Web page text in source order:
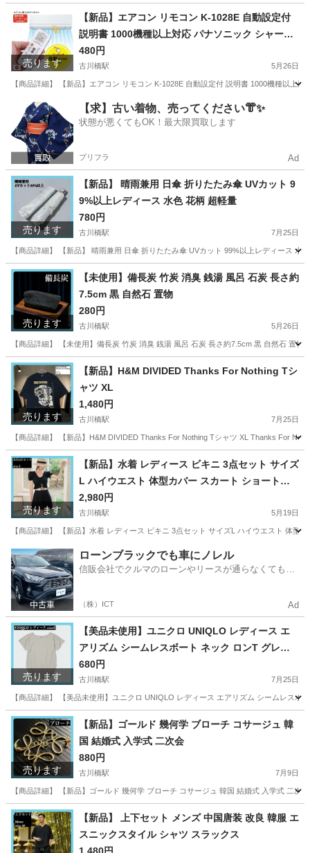
大阪 古川橋駅
売ります
【新品】エアコン リモコン K-1028E 自動設定付
説明書 1000機種以上対応 パナソニック シャープ
日立
480円
古川橋駅 5月26日
【商品詳細】 【新品】エアコン リモコン K-1028E 自動設定付 説明書 1000機種以上
大阪 門真市 古川橋駅 季節、空調家電 リモコン
【求】古い着物、売ってください👘✨
状態が悪くてもOK！最大限買取します
プリフラ Ad
売ります
【新品】 晴雨兼用 日傘 折りたたみ傘 UVカット 9
9%以上レディース 水色 花柄 超軽量
780円
古川橋駅 7月25日
【商品詳細】 【新品】 晴雨兼用 日傘 折りたたみ傘 UVカット 99%以上レディース 水
大阪 門真市 古川橋駅 その他
売ります
【未使用】備長炭 竹炭 消臭 銭湯 風呂 石炭 長さ約
7.5cm 黒 自然石 置物
280円
古川橋駅 5月26日
【商品詳細】 【未使用】備長炭 竹炭 消臭 銭湯 風呂 石炭 長さ約7.5cm 黒 自然石 置
大阪 門真市 古川橋駅
売ります
【新品】H&M DIVIDED Thanks For Nothing Tシ
ャツ XL
1,480円
古川橋駅 7月25日
【商品詳細】 【新品】H&M DIVIDED Thanks For Nothing Tシャツ XL Thanks For
大阪 門真市 古川橋駅 Tシャツ
売ります
【新品】水着 レディース ビキニ 3点セット サイズ
L ハイウエスト 体型カバー スカート ショートパ
ンツ パッド付き 露出控えめ ビスチェ風 黒水着 セ
パレート 着痩せ 温泉水着 海水浴 バスト盛れる フ
レア フリル かわいい シルエット
2,980円
古川橋駅 5月19日
【商品詳細】 【新品】水着 レディース ビキニ 3点セット サイズL ハイウエスト 体
大阪 門真市 古川橋駅 その他 水着
ローンブラックでも車にノレル
信販会社でクルマのローンやリースが通らなくてもク
（株）ICT Ad
売ります
【美品未使用】ユニクロ UNIQLO レディース エ
アリズム シームレスボート ネック ロンT グレー S
サイズ
680円
古川橋駅 7月25日
【商品詳細】 【美品未使用】ユニクロ UNIQLO レディース エアリズム シームレス
大阪 門真市 古川橋駅 Tシャツ UNIQLO
売ります
【新品】ゴールド 幾何学 ブローチ コサージュ 韓
国 結婚式 入学式 二次会
880円
古川橋駅 7月9日
【商品詳細】 【新品】ゴールド 幾何学 ブローチ コサージュ 韓国 結婚式 入学式 二
大阪 門真市 古川橋駅 アクセサリー 結婚式
【新品】 上下セット メンズ 中国唐装 改良 韓服 エ
スニックスタイル シャツ スラックス